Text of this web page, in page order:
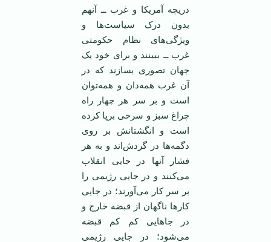
دریچه آمریکا و غرب ــ آنهم
بدون درک سیاست‌ها و
ویژگی‌های نظام حکومتی
غرب ــ ببینند و برای خود یک
جهان تصوری بسازند که در
آن غرب همه‌دان و همه‌توان
است و بر سر هر چهار راه
چراغ سبز و سرخی بر‌پا کرده
است و انگشتانش بر روی
دگمه‌ها در گردش‌اند و به هر
فشار آنها در جایی انقلاب
می‌کنند و در جایی رژیمی را
بر سر کار می‌آورند؛ در جایی
کار‌ها ناگهان از قبضه خارج و
در جاهایی کم کم قبضه
می‌شود؛ در جایی رژیمی